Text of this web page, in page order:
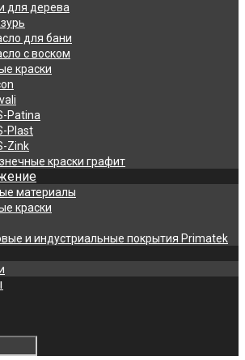
для дерева
для бани
с воском
краски
Patina
Plast
Zink
краски графит
материалы
краски
и индустриальные покрытия Primatek